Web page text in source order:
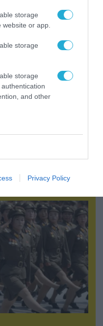
storage
or app.
storage
storage
and other
Privacy Policy
όλεθρο σε